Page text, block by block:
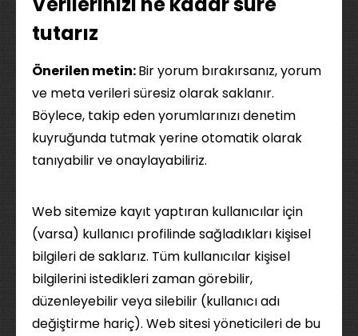
tutarız
Önerilen metin:Bir yorum bırakırsanız, yorum
ve meta verileri süresiz olarak saklanır.
Böylece, takip eden yorumlarınızı denetim
kuyruğunda tutmak yerine otomatik olarak
tanıyabilir ve onaylayabiliriz.
Web sitemize kayıt yaptıran kullanıcılar için
(varsa) kullanıcı profilinde sağladıkları kişisel
bilgileri de saklarız. Tüm kullanıcılar kişisel
bilgilerini istedikleri zaman görebilir,
düzenleyebilir veya silebilir (kullanıcı adı
değiştirme hariç). Web sitesi yöneticileri de bu